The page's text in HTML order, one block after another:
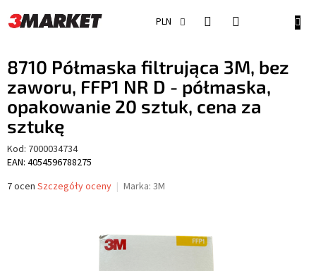
do
treści
PLN
8710 Półmaska filtrująca 3M, bez
zaworu, FFP1 NR D - półmaska,
opakowanie 20 sztuk, cena za
sztukę
Kod: 7000034734
EAN: 4054596788275
Średnia
7 ocen Szczegóły oceny Marka: 3M